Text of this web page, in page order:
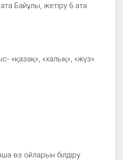
Байұлы, жетіру 6 ата
«қазақ», «халық», «жүз».
өз ойларын білдіру